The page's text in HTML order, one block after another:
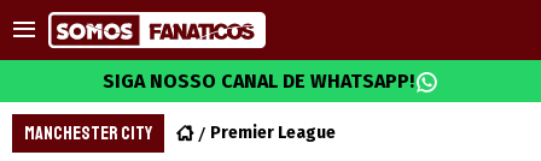
SIGA NOSSO CANAL DE WHATSAPP!
MANCHESTER CITY Premier League